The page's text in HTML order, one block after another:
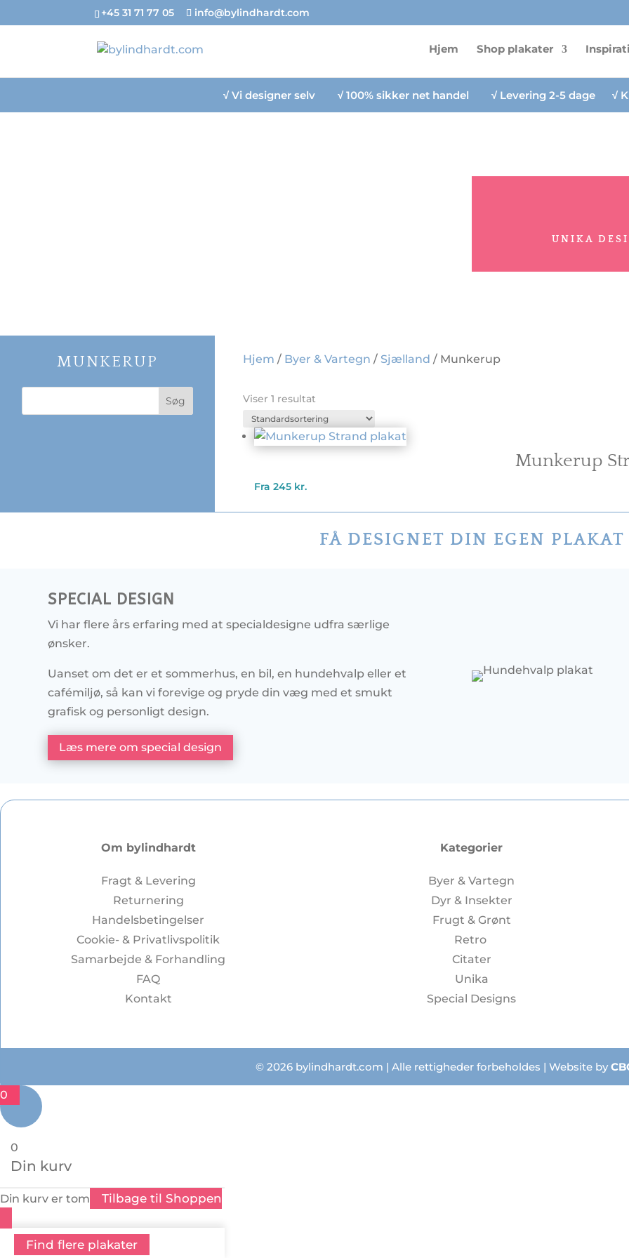
+45 31 71 77 05 info@bylindhardt.com
Hjem Shop plakater
√Vi designer selv √100% sikker net handel √Levering 2-5 dage √
UNIKA
MUNKERUP Hjem / Byer & Vartegn / Sjælland / Munkerup
Viser 1 resultat
Munkerup
Fra245 kr.
FÅ DESIGNET DIN EGEN PLAKAT
SPECIAL DESIGN
Vi har flere års erfaring med at specialdesigne udfra særlige
ønsker.
Uanset om det er et sommerhus, en bil, en hundehvalp eller et
cafémiljø, så kan vi forevige og pryde din væg med et smukt
grafisk og personligt design.
Læs mere om special design
Om bylindhardt
Fragt & Levering
Returnering
Handelsbetingelser
Cookie- & Privatlivspolitik
Samarbejde & Forhandling
FAQ
Kontakt
Kategorier
Byer & Vartegn
Dyr & Insekter
Frugt & Grønt
Retro
Citater
Unika
Special Designs
© 2026 bylindhardt.com | Alle rettigheder forbeholdes | Website by
0
0
Din kurv
Din kurv er tom Tilbage til Shoppen
Find flere plakater